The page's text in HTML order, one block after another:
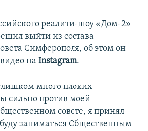
реалити-шоу «Дом-2»
выйти из состава
Симферополя, об этом он
на Instagram.
много плохих
сильно против моей
совете, я принял
заниматься Общественным